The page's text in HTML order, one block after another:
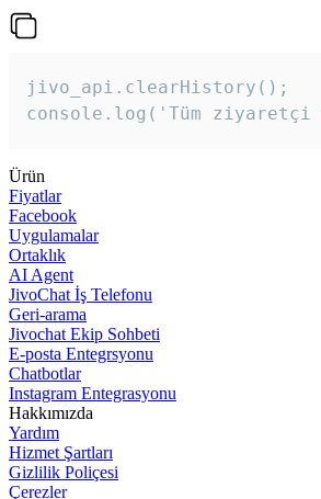
jivo_api.clearHistory();
console.log('Tüm
Ürün
Fiyatlar
Facebook
Uygulamalar
Ortaklık
AI Agent
JivoChat İş Telefonu
Geri-arama
Jivochat Ekip Sohbeti
E-posta Entegrsyonu
Chatbotlar
Instagram Entegrasyonu
Hakkımızda
Yardım
Hizmet Şartları
Gizlilik Poliçesi
Çerezler